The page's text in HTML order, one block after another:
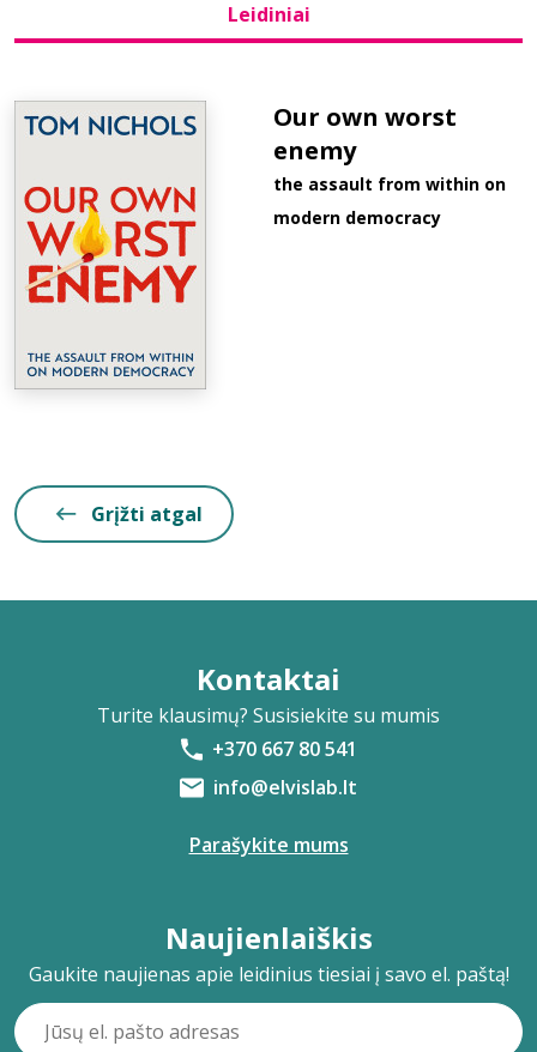
Bibliotekoms
D.U.K.
+370 667 80 541
Leidiniai
Our own worst
enemy
the assault from within on
modern democracy
Grįžti atgal
Kontaktai
Turite klausimų? Susisiekite su mumis
+370 667 80 541
info@elvislab.lt
Parašykite mums
Naujienlaiškis
Gaukite naujienas apie leidinius tiesiai į savo el. paštą!